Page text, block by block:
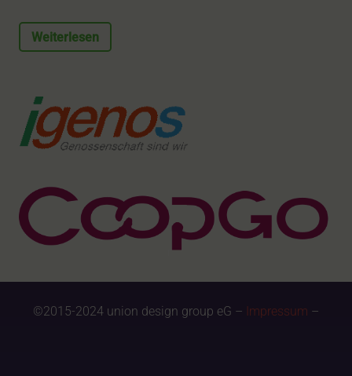
Weiterlesen
©2015-2024 union design group eG – Impressum –